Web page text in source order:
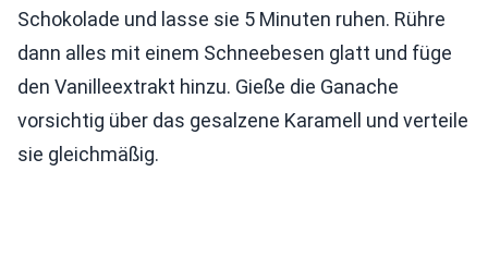
Schokolade und lasse sie 5 Minuten ruhen. Rühre
dann alles mit einem Schneebesen glatt und füge
den Vanilleextrakt hinzu. Gieße die Ganache
vorsichtig über das gesalzene Karamell und verteile
sie gleichmäßig.